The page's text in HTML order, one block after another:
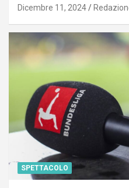
Dicembre 11, 2024
SPETTACOLO